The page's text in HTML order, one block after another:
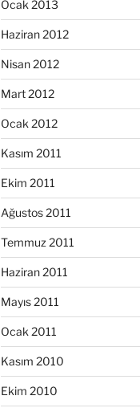
Ocak 2013
Haziran 2012
Nisan 2012
Mart 2012
Ocak 2012
Kasım 2011
Ekim 2011
Ağustos 2011
Temmuz 2011
Haziran 2011
Mayıs 2011
Ocak 2011
Kasım 2010
Ekim 2010